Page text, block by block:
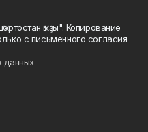
ҡыҙы". Копирование
с письменного согласия
данных